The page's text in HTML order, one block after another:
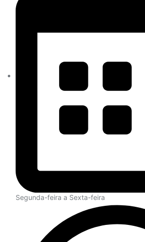
Segunda-feira a Sexta-feira